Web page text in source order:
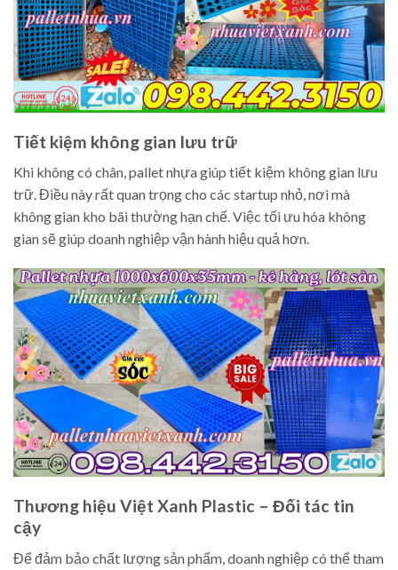
Tiết kiệm không gian lưu trữ
Khi không có chân, pallet nhựa giúp tiết kiệm không gian lưu
trữ. Điều này rất quan trọng cho các startup nhỏ, nơi mà
không gian kho bãi thường hạn chế. Việc tối ưu hóa không
gian sẽ giúp doanh nghiệp vận hành hiệu quả hơn.
Thương hiệu Việt Xanh Plastic – Đối tác tin
cậy
Để đảm bảo chất lượng sản phẩm, doanh nghiệp có thể tham